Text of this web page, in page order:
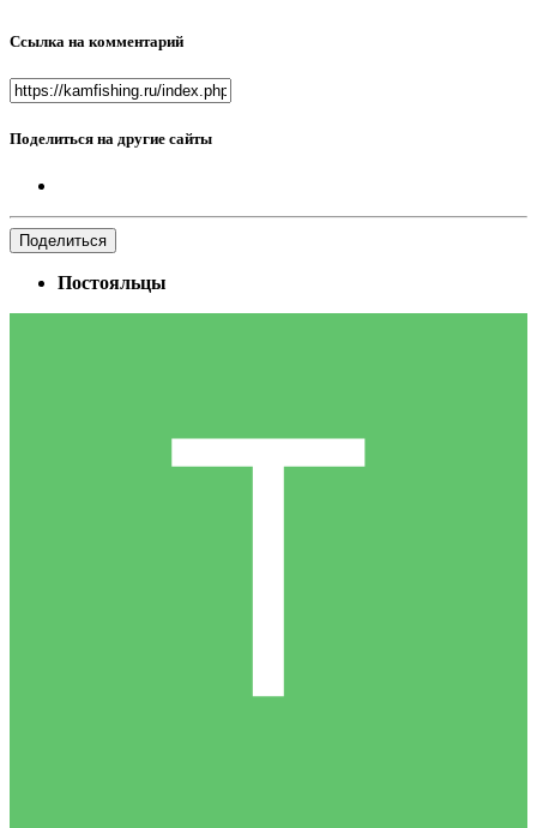
Ссылка на комментарий
Поделиться на другие сайты
Поделиться
Постояльцы